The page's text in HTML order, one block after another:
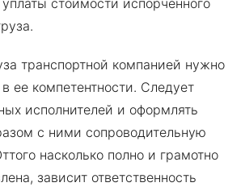
уплаты стоимости испорченного
транспортной компанией нужно
ее компетентности. Следует
исполнителей и оформлять
с ними сопроводительную
насколько полно и грамотно
зависит ответственность